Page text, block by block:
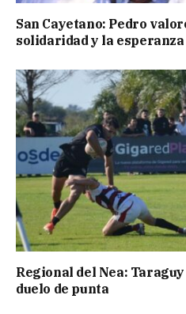
San Cayetano: Pedro
solidaridad y la esperanza
Regional del Nea:
duelo de punta